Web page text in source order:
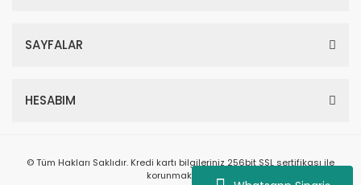
SAYFALAR
HESABIM
© Tüm Hakları Saklıdır. Kredi kartı bilgileriniz 256bit SSL sertifikası ile
korunmaktadır.